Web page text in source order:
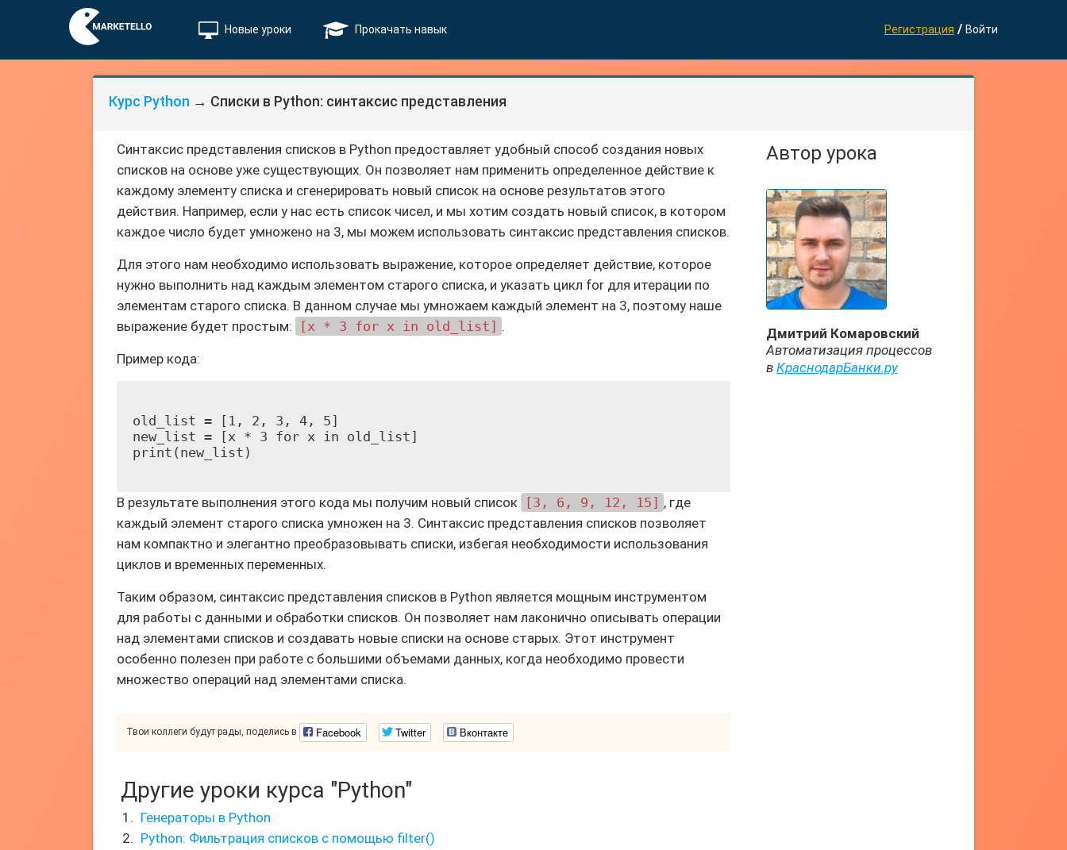
Новые уроки Прокачать навык Регистрация / Войти
Курс Python → Списки в Python: синтаксис представления
Синтаксис представления списков в Python предоставляет удобный способ создания новых
списков на основе уже существующих. Он позволяет нам применить определенное действие к
каждому элементу списка и сгенерировать новый список на основе результатов этого
действия. Например, если у нас есть список чисел, и мы хотим создать новый список, в котором
каждое число будет умножено на 3, мы можем использовать синтаксис представления списков.
Для этого нам необходимо использовать выражение, которое определяет действие, которое
нужно выполнить над каждым элементом старого списка, и указать цикл for для итерации по
элементам старого списка. В данном случае мы умножаем каждый элемент на 3, поэтому наше
выражение будет простым:
[x * 3 for x in old_list] .
Пример кода:
old_list = [1, 2, 3, 4, 5]
new_list = [x * 3 for x in old_list]
В результате выполнения этого кода мы получим новый список [3, 6, 9, 12, 15] , где
каждый элемент старого списка умножен на 3. Синтаксис представления списков позволяет
нам компактно и элегантно преобразовывать списки, избегая необходимости использования
циклов и временных переменных.
Таким образом, синтаксис представления списков в Python является мощным инструментом
для работы с данными и обработки списков. Он позволяет нам лаконично описывать операции
над элементами списков и создавать новые списки на основе старых. Этот инструмент
особенно полезен при работе с большими объемами данных, когда необходимо провести
множество операций над элементами списка.
Твои коллеги будут рады, поделись в Facebook Twitter Вконтакте
Автор урока
Дмитрий Комаровский
Автоматизация процессов
в КраснодарБанки.ру
Другие уроки курса "Python"
Генераторы в Python
Python: Фильтрация списков с помощью filter()